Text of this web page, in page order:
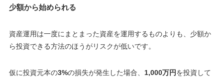
少額から始められる
資産運用は一度にまとまった資産を運用するものよりも、少額か
ら投資できる方法のほうがリスクが低いです。
仮に投資元本の3%の損失が発生した場合、 1,000万円を投資して